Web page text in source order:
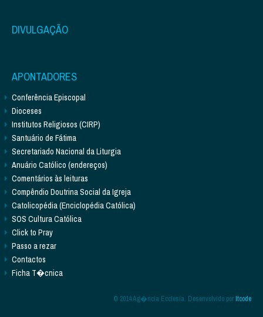
DIVULGAÇÃO
APONTADORES
Conferência Episcopal
Dioceses
Institutos Religiosos (CIRP)
Santuário de Fátima
Secretariado Nacional da Liturgia
Anuário Católico (endereços)
Comentários às leituras
Compêndio Doutrina Social da Igreja
Catolicopédia (Enciclopédia Católica)
SOS Cultura Católica
Click to Pray
Passo a rezar
Contactos
Ficha T�cnica
© 2014 Ag�ncia Ecclesia. Desenvolvido porItcode